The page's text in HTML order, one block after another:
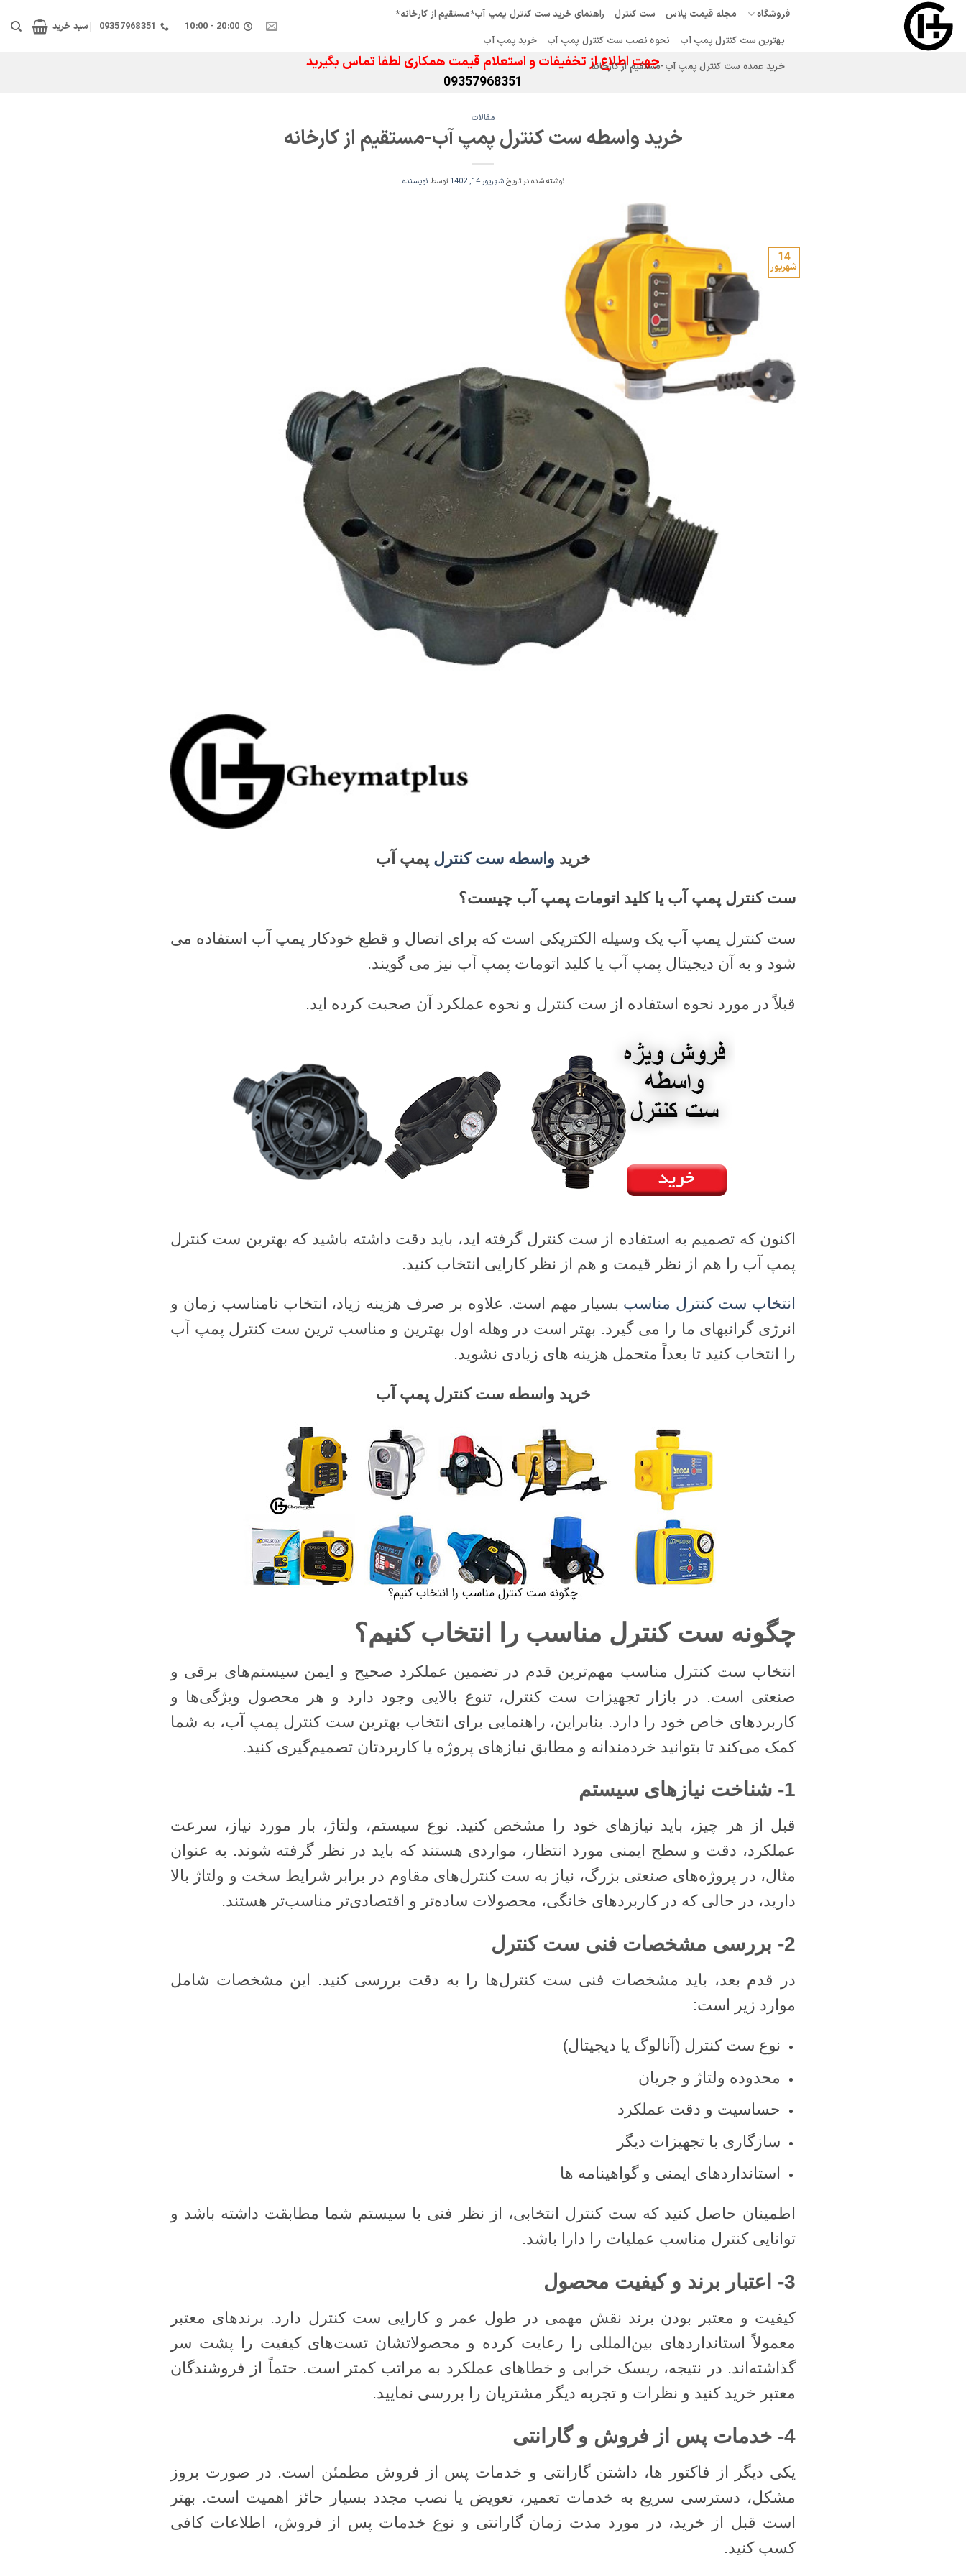
Skip
content
فروشگاه مجله قیمت پلاس ست کنترل
راهنمای خرید ست کنترل پمپ آب*مستقیم از کارخانه*
بهترین ست کنترل پمپ آب
نحوه نصب ست کنترل پمپ آب
خرید پمپ آب
خرید عمده ست کنترل پمپ آب-مستقیم از کارخانه
20:00 - 10:00
09357968351 سبد خرید
جهت اطلاع از تخفیفات و استعلام قیمت همکاری لطفا تماس بگیرید
09357968351
مقالات
خرید واسطه ست کنترل پمپ آب-مستقیم از کارخانه
نوشته شده در تاریخشهریور 14, 1402 توسطنویسنده
14
شهریور
خرید واسطه ست کنترل پمپ آب
ست کنترل پمپ آب یا کلید اتومات پمپ آب چیست؟
ست کنترل پمپ آب یک وسیله الکتریکی است که برای اتصال و قطع خودکار پمپ آب استفاده می
شود و به آن دیجیتال پمپ آب یا کلید اتومات پمپ آب نیز می گویند.
قبلاً در مورد نحوه استفاده از ست کنترل و نحوه عملکرد آن صحبت کرده اید.
اکنون که تصمیم به استفاده از ست کنترل گرفته اید، باید دقت داشته باشید که بهترین ست کنترل
پمپ آب را هم از نظر قیمت و هم از نظر کارایی انتخاب کنید.
انتخاب ست کنترل مناسب بسیار مهم است. علاوه بر صرف هزینه زیاد، انتخاب نامناسب زمان و
انرژی گرانبهای ما را می گیرد. بهتر است در وهله اول بهترین و مناسب ترین ست کنترل پمپ آب
را انتخاب کنید تا بعداً متحمل هزینه های زیادی نشوید.
خرید واسطه ست کنترل پمپ آب
چگونه ست کنترل مناسب را انتخاب کنیم؟
انتخاب ست کنترل مناسب مهم‌ترین قدم در تضمین عملکرد صحیح و ایمن سیستم‌های برقی و
صنعتی است. در بازار تجهیزات ست کنترل، تنوع بالایی وجود دارد و هر محصول ویژگی‌ها و
کاربردهای خاص خود را دارد. بنابراین، راهنمایی برای انتخاب بهترین ست کنترل پمپ آب، به شما
کمک می‌کند تا بتوانید خردمندانه و مطابق نیازهای پروژه یا کاربردتان تصمیم‌گیری کنید.
1- شناخت نیازهای سیستم
قبل از هر چیز، باید نیازهای خود را مشخص کنید. نوع سیستم، ولتاژ، بار مورد نیاز، سرعت
عملکرد، دقت و سطح ایمنی مورد انتظار، مواردی هستند که باید در نظر گرفته شوند. به عنوان
مثال، در پروژه‌های صنعتی بزرگ، نیاز به ست کنترل‌های مقاوم در برابر شرایط سخت و ولتاژ بالا
دارید، در حالی که در کاربردهای خانگی، محصولات ساده‌تر و اقتصادی‌تر مناسب‌تر هستند.
2- بررسی مشخصات فنی ست کنترل
در قدم بعد، باید مشخصات فنی ست کنترل‌ها را به دقت بررسی کنید. این مشخصات شامل
موارد زیر است:
نوع ست کنترل (آنالوگ یا دیجیتال)
محدوده ولتاژ و جریان
حساسیت و دقت عملکرد
سازگاری با تجهیزات دیگر
استانداردهای ایمنی و گواهینامه ها
اطمینان حاصل کنید که ست کنترل انتخابی، از نظر فنی با سیستم شما مطابقت داشته باشد و
توانایی کنترل مناسب عملیات را دارا باشد.
3- اعتبار برند و کیفیت محصول
کیفیت و معتبر بودن برند نقش مهمی در طول عمر و کارایی ست کنترل دارد. برندهای معتبر
معمولاً استانداردهای بین‌المللی را رعایت کرده و محصولاتشان تست‌های کیفیت را پشت سر
گذاشته‌اند. در نتیجه، ریسک خرابی و خطاهای عملکرد به مراتب کمتر است. حتماً از فروشندگان
معتبر خرید کنید و نظرات و تجربه دیگر مشتریان را بررسی نمایید.
4- خدمات پس از فروش و گارانتی
یکی دیگر از فاکتور ها، داشتن گارانتی و خدمات پس از فروش مطمئن است. در صورت بروز
مشکل، دسترسی سریع به خدمات تعمیر، تعویض یا نصب مجدد بسیار حائز اهمیت است. بهتر
است قبل از خرید، در مورد مدت زمان گارانتی و نوع خدمات پس از فروش، اطلاعات کافی
کسب کنید.